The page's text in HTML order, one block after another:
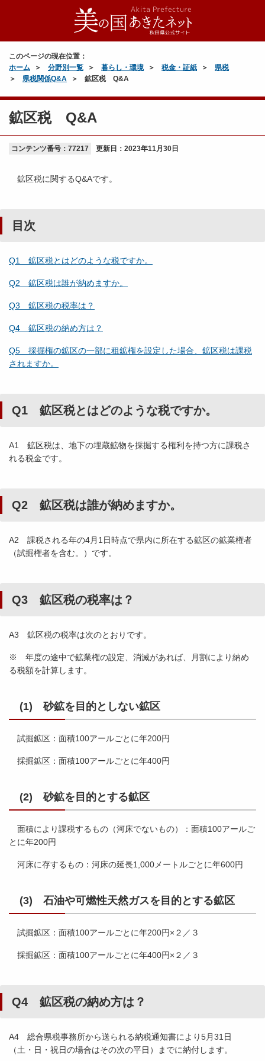
このページの現在位置：
ホーム
分野別一覧 暮らし・環境 税金・証紙
県税
県税関係Q&A
鉱区税 Q&A
鉱区税 Q&A
コンテンツ番号：77217 更新日： 2023年11月30日
鉱区税に関するQ&Aです。
目次
Q1 鉱区税とはどのような税ですか。
Q2 鉱区税は誰が納めますか。
Q3 鉱区税の税率は？
Q4 鉱区税の納め方は？
Q5 採掘権の鉱区の一部に租鉱権を設定した場合、鉱区税は課税
されますか。
Q1 鉱区税とはどのような税ですか。
A1 鉱区税は、地下の埋蔵鉱物を採掘する権利を持つ方に課税さ
れる税金です。
Q2 鉱区税は誰が納めますか。
A2 課税される年の4月1日時点で県内に所在する鉱区の鉱業権者
（試掘権者を含む。）です。
Q3 鉱区税の税率は？
A3 鉱区税の税率は次のとおりです。
※ 年度の途中で鉱業権の設定、消滅があれば、月割により納め
る税額を計算します。
(1) 砂鉱を目的としない鉱区
試掘鉱区：面積100アールごとに年200円
採掘鉱区：面積100アールごとに年400円
(2) 砂鉱を目的とする鉱区
面積により課税するもの（河床でないもの）：面積100アールご
とに年200円
河床に存するもの：河床の延長1,000メートルごとに年600円
(3) 石油や可燃性天然ガスを目的とする鉱区
試掘鉱区：面積100アールごとに年200円×２／３
採掘鉱区：面積100アールごとに年400円×２／３
Q4 鉱区税の納め方は？
A4 総合県税事務所から送られる納税通知書により5月31日
（土・日・祝日の場合はその次の平日）までに納付します。